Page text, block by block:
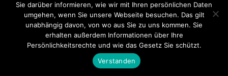
Sie darüber informieren, wie wir mit Ihren persönlichen Daten
umgehen, wenn Sie unsere Webseite besuchen. Das gilt
unabhängig davon, von wo aus Sie zu uns kommen. Sie
erhalten außerdem Informationen über Ihre
Persönlichkeitsrechte und wie das Gesetz Sie schützt.
Verstanden